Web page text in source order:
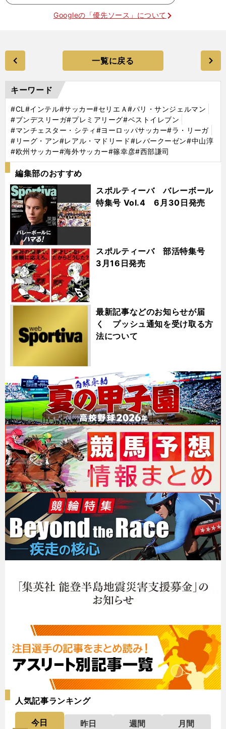
Googleの「優先ソース」について
一覧に戻る
キーワード
#CL #インテル#サッカー#セリエＡ#パリ・サンジェルマン
#ブンデスリーガ#プレミアリーグ#ベストイレブン
#マンチェスター・シティ #ヨーロッパサッカー#ラ・リーガ
#リーグ・アン#レアル・マドリード#レバークーゼン#中山淳
#欧州サッカー#海外サッカー#篠幸彦#西部謙司
編集部のおすすめ
スポルティーバ バレーボール
特集号 Vol.4 6月30日発売
スポルティーバ 部活特集号
3月16日発売
最新記事などのお知らせが届
く プッシュ通知を受け取る方
法について
人気記事ランキング
今日 昨日 週間
月間